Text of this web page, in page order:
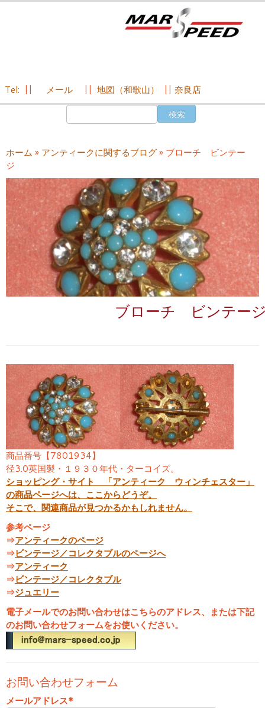
ン
ツ
へ
ス
キ
プ
Tel: メール 地図（和歌山） 奈良店
ホーム » アンティークに関するブログ» ブローチ ビンテー
ジ
ブローチ ビンテ
商品番号【7801934】
径3.0英国製・１９３０年代・ターコイズ。
ショッピング・サイト 「アンティーク ウィンチェスター」
の商品ページへは、ここからどうぞ。
そこで、関連商品が見つかるかもしれません。
参考ページ
⇒アンティークのページ
⇒ビンテージ／コレクタブルのページへ
⇒アンティーク
⇒ビンテージ／コレクタブル
⇒ジュエリー
電子メールでのお問い合わせはこちらのアドレス、または下記
のお問い合わせフォームをお使いください。
お問い合わせフォーム
メールアドレス*